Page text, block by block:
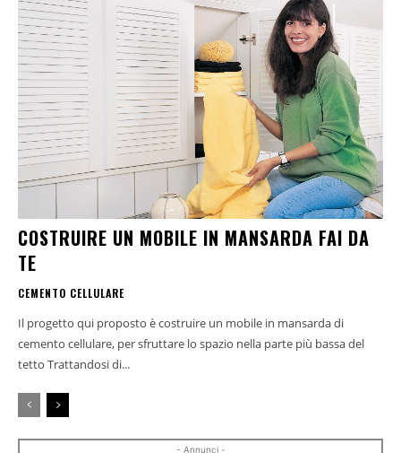
COSTRUIRE UN MOBILE IN MANSARDA FAI DA
TE
CEMENTO CELLULARE
Il progetto qui proposto è costruire un mobile in mansarda di
cemento cellulare, per sfruttare lo spazio nella parte più bassa del
tetto Trattandosi di...
- Annunci -